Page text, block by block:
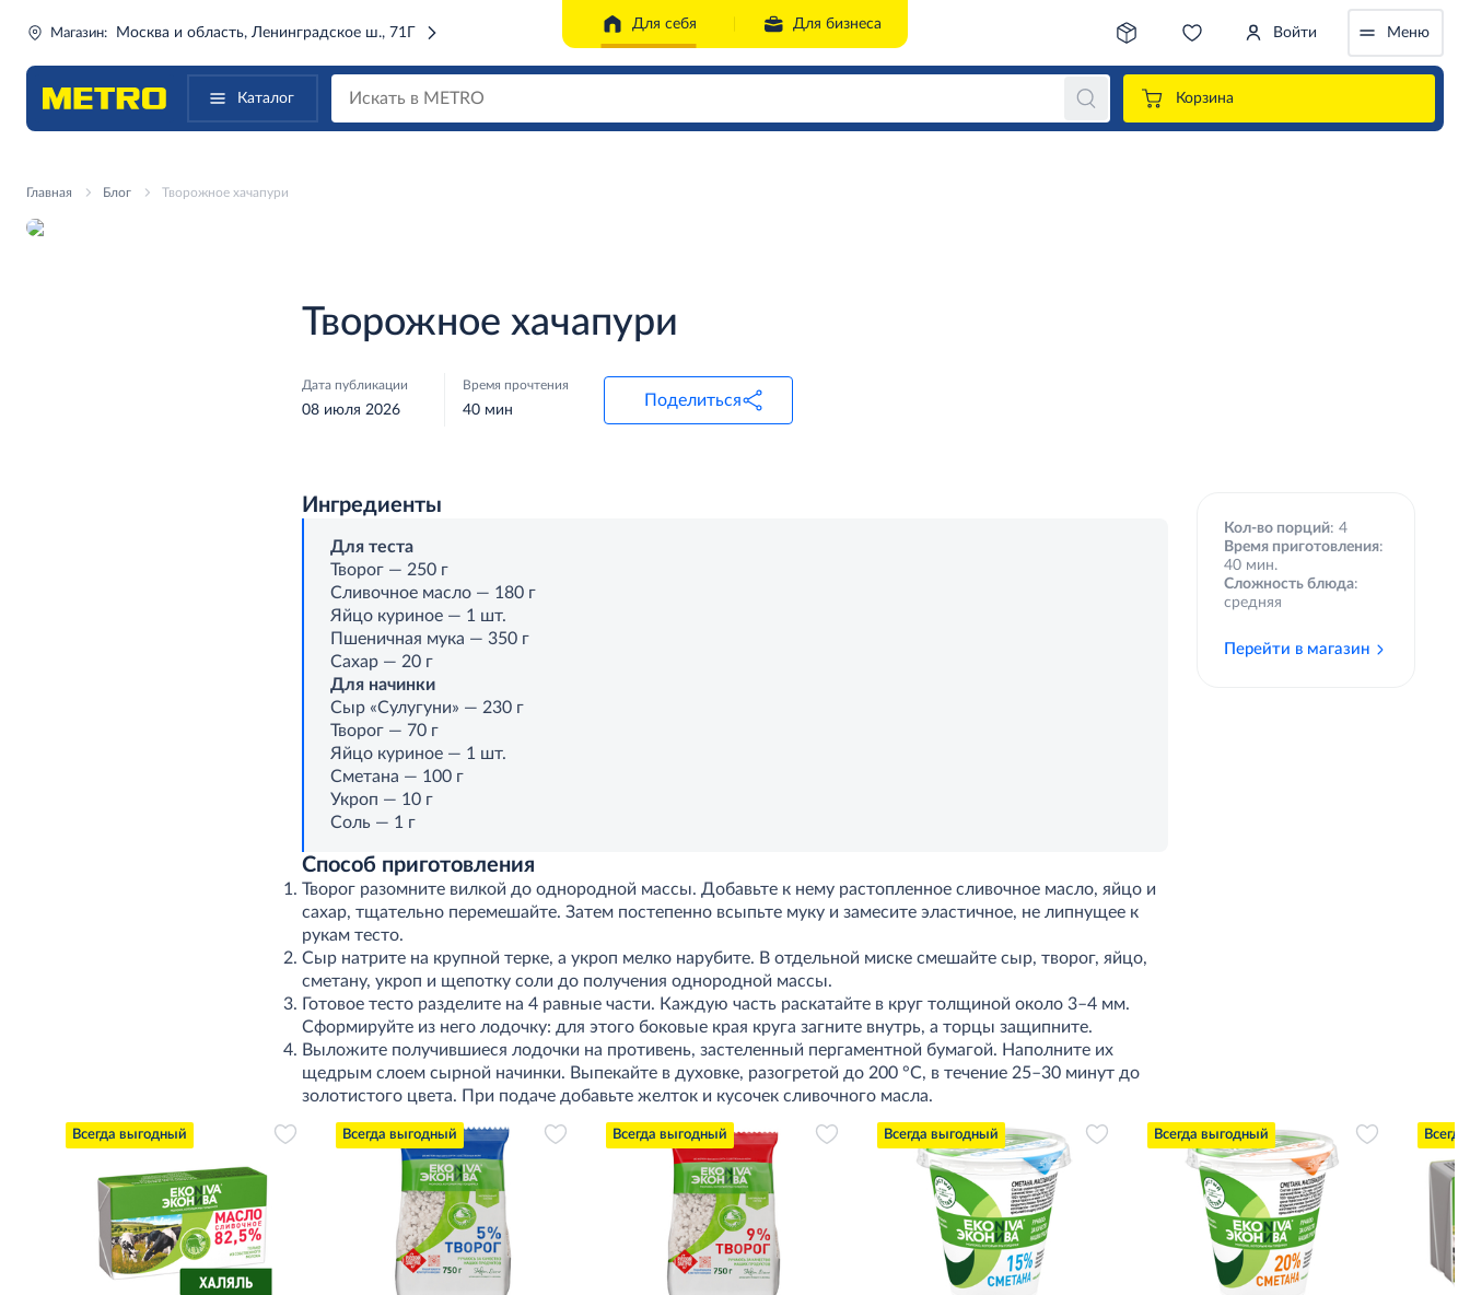
Для себя Для бизнеса
Магазин: Москва и область, Ленинградское ш., 71Г Войти Меню
Каталог Корзина
Главная Блог Творожное хачапури
Творожное хачапури
Дата публикации
08 июля 2026
Время прочтения
40 мин
Поделиться
Ингредиенты
Для теста
Творог — 250 г
Сливочное масло — 180 г
Яйцо куриное — 1 шт.
Пшеничная мука — 350 г
Сахар — 20 г
Для начинки
Сыр «Сулугуни» — 230 г
Творог — 70 г
Яйцо куриное — 1 шт.
Сметана — 100 г
Укроп — 10 г
Соль — 1 г
Способ приготовления
Творог разомните вилкой до однородной массы. Добавьте к нему растопленное сливочное масло, яйцо и
сахар, тщательно перемешайте. Затем постепенно всыпьте муку и замесите эластичное, не липнущее к
рукам тесто.
Сыр натрите на крупной терке, а укроп мелко нарубите. В отдельной миске смешайте сыр, творог, яйцо,
сметану, укроп и щепотку соли до получения однородной массы.
Готовое тесто разделите на 4 равные части. Каждую часть раскатайте в круг толщиной около 3–4 мм.
Сформируйте из него лодочку: для этого боковые края круга загните внутрь, а торцы защипните.
Выложите получившиеся лодочки на противень, застеленный пергаментной бумагой. Наполните их
щедрым слоем сырной начинки. Выпекайте в духовке, разогретой до 200 °C, в течение 25–30 минут до
золотистого цвета. При подаче добавьте желток и кусочек сливочного масла.
Кол-во порций: 4
Время приготовления:
40 мин.
Сложность блюда:
средняя
Перейти в магазин
Всегда выгодный Всегда выгодный Всегда выгодный Всегда выгодный Всегда выгодный